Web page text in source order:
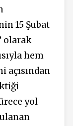
15 Şubat
olarak
hem
açısından
yol